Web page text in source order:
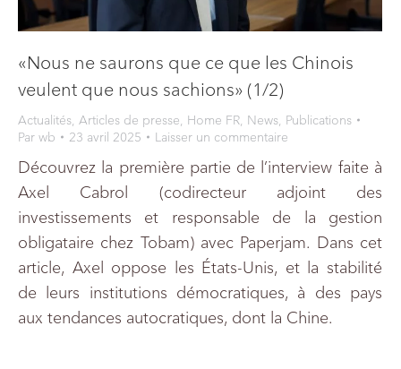
«Nous ne saurons que ce que les Chinois
veulent que nous sachions» (1/2)
Actualités, Articles de presse, Home FR, News, Publications
Par wb 23 avril 2025 Laisser un commentaire
Découvrez la première partie de l’interview faite à
Axel Cabrol (codirecteur adjoint des
investissements et responsable de la gestion
obligataire chez Tobam) avec Paperjam. Dans cet
article, Axel oppose les États-Unis, et la stabilité
de leurs institutions démocratiques, à des pays
aux tendances autocratiques, dont la Chine.